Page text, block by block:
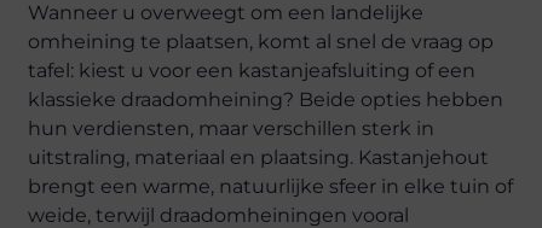
Wanneer u overweegt om een landelijke
omheining te plaatsen, komt al snel de vraag op
tafel: kiest u voor een kastanjeafsluiting of een
klassieke draadomheining? Beide opties hebben
hun verdiensten, maar verschillen sterk in
uitstraling, materiaal en plaatsing. Kastanjehout
brengt een warme, natuurlijke sfeer in elke tuin of
weide, terwijl draadomheiningen vooral